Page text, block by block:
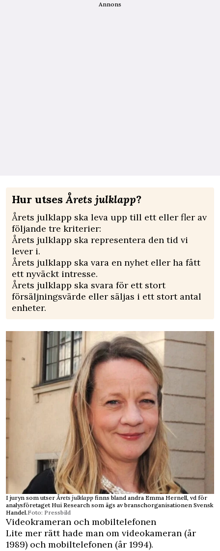
Annons
Hur utsesÅrets julklapp?
Årets julklapp ska leva upp till ett eller fler av
följande tre kriterier:
Årets julklapp ska representera den tid vi
lever i.
Årets julklapp ska vara en nyhet eller ha fått
ett nyväckt intresse.
Årets julklapp ska svara för ett stort
försäljningsvärde eller säljas i ett stort antal
enheter.
I juryn som utser Årets julklapp finns bland andra Emma Hernell, vd för
analysföretaget Hui Research som ägs av branschorganisationen Svensk
Handel.Foto: Pressbild
Videokrameran och mobiltelefonen
Lite mer rätt hade man om videokameran (år
1989) och mobiltelefonen (år 1994).